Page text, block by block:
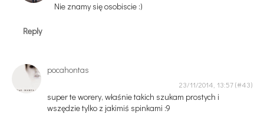
Nie znamy się osobiscie :)
Reply
pocahontas
23/11/2014, 13:57
super te worery, właśnie takich szukam prostych i
wszędzie tylko z jakimiś spinkami :9